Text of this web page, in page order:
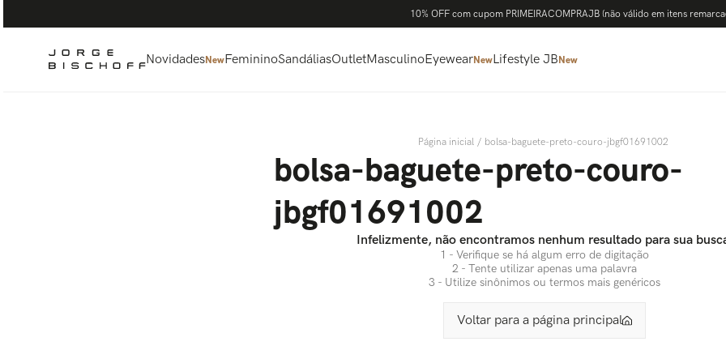
10% OFF com cupom PRIMEIRACOMPRAJB (não válido em itens
NovidadesNewFemininoSandáliasOutletMasculinoEyewearNewLifestyle JBNew
bolsa-baguete-preto-couro-jbgf01691002
bolsa-baguete-preto-couro-
jbgf01691002
Infelizmente, não encontramos nenhum resultado para sua
1 - Verifique se há algum erro de digitação
2 - Tente utilizar apenas uma palavra
3 - Utilize sinônimos ou termos mais genéricos
Voltar para a página principal
1º bolsa
scarpin